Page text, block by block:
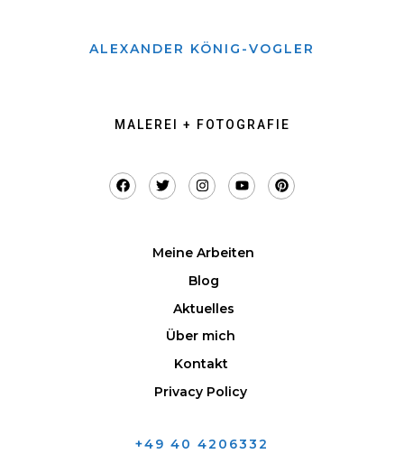
ALEXANDER KÖNIG-VOGLER
MALEREI + FOTOGRAFIE
Meine Arbeiten
Blog
Aktuelles
Über mich
Kontakt
Privacy Policy
+49 40 4206332